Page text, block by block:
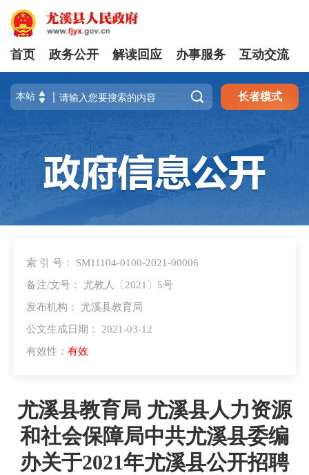
首页 政务公开 解读回应 办事服务 互动交流
 长者模式
索 引 号： SM11104-0100-2021-00006
备注/文号： 尤教人〔2021〕5号
发布机构： 尤溪县教育局
公文生成日期： 2021-03-12
有效性： 有效
尤溪县教育局 尤溪县人力资源
和社会保障局中共尤溪县委编
办关于2021年尤溪县公开招聘